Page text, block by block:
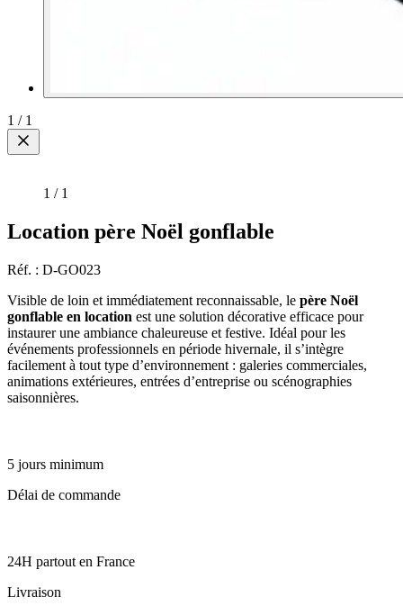
1 / 1
1 / 1
Location père Noël gonflable
Réf. : D-GO023
Visible de loin et immédiatement reconnaissable, le père Noël
gonflable en location est une solution décorative efficace pour
instaurer une ambiance chaleureuse et festive. Idéal pour les
événements professionnels en période hivernale, il s’intègre
facilement à tout type d’environnement : galeries commerciales,
animations extérieures, entrées d’entreprise ou scénographies
saisonnières.
5 jours minimum
Délai de commande
24H partout en France
Livraison